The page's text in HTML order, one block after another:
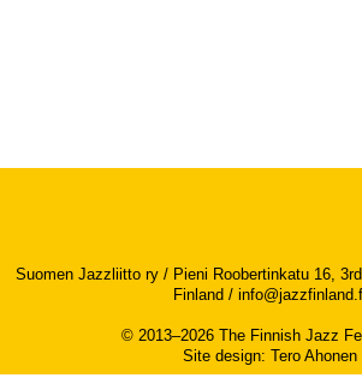
Suomen Jazzliitto ry / Pieni Roobertinkatu 16,
Finland /
© 2013–2026 The Finnish Jazz
Site design: Tero Ahonen